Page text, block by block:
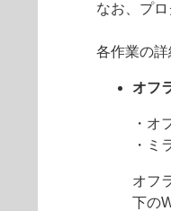
なお、プ
各作業の詳
オフ
・オ
・ミ
オフ
下の